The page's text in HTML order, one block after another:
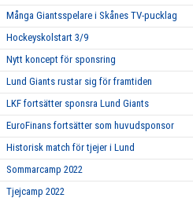
Många Giantsspelare i Skånes TV-pucklag
Hockeyskolstart 3/9
Nytt koncept för sponsring
Lund Giants rustar sig för framtiden
LKF fortsätter sponsra Lund Giants
EuroFinans fortsätter som huvudsponsor
Historisk match för tjejer i Lund
Sommarcamp 2022
Tjejcamp 2022